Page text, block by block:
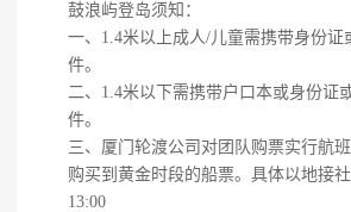
鼓浪屿登岛须知：
一、1.4米以上成人/儿童需携带身份证
件。
二、1.4米以下需携带户口本或身份证
件。
三、厦门轮渡公司对团队购票实行航
购买到黄金时段的船票。具体以地接社
13:00